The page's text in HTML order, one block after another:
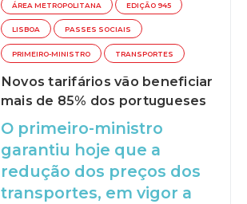
ÁREA METROPOLITANA EDIÇÃO 945
LISBOA PASSES SOCIAIS
PRIMEIRO-MINISTRO TRANSPORTES
Novos tarifários vão beneficiar
mais de 85% dos portugueses
O primeiro-ministro
garantiu hoje que a
redução dos preços dos
transportes, em vigor a